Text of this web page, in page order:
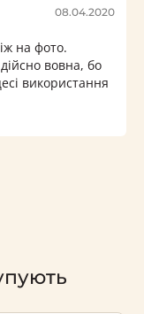
08.04.2020
на фото.
вовна, бо
використання